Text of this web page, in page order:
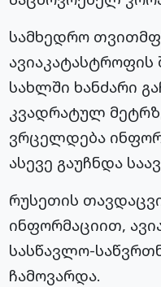
სამხედრო
სახლში ხანძარი
კვადრატულ
ვრცელდება
ასევე გაუჩნდა
რუსეთის
ინფორმაციით,
სასწავლო-
ჩამოვარდა.